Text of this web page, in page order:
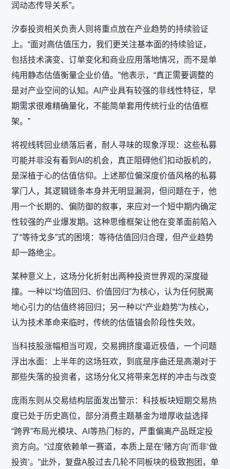
润动态传导关系”。
汐泰投资相关负责人则将重点放在产业趋势的持续验证
上。“面对高估值压力，我们更关注基本面的持续验证，
包括技术演变、订单变化和商业应用落地情况，而不是单
纯用静态估值衡量企业价值。”他表示，“真正需要调整的
是对产业空间的认知。AI产业具有较强的非线性特征，早
期需求很难精确量化，不能简单套用传统行业的估值框
架。”
将视线转回业绩落后者，耐人寻味的现象浮现：这些私募
可能并非没有看到AI的机会，真正阻碍他们扣动扳机的，
是深植于心的估值信仰。上述那位偏深度价值风格的私募
掌门人，其逻辑链条本身并无明显漏洞，但问题在于，他
用一个长期的、偏防御的叙事，来应对一个短中期内确定
性较强的产业爆发期。这种思维框架让他在变革面前陷入
了“等待戈多”式的困境：等待估值回归合理，但产业趋势
却一路绝尘。
某种意义上，这场分化折射出两种投资世界观的深度碰
撞。一种以“均值回归、价值回归”为核心，认为任何脱离
地心引力的估值终将回归；另一种以“产业趋势”为核心，
认为技术革命来临时，传统的估值锚会阶段性失效。
当科技股涨幅相当可观，交易拥挤度逼近极值，一个问题
浮出水面：上半年的这场狂欢，到底是序曲还是高潮对于
那些失落的投资者，这场分化又将带来怎样的冲击与改变
庞雨东则从交易结构层面发出警示：科技板块短期交易热
度已处于历史高位，部分消费主题基金为增厚收益选择
“跨界”布局光模块、AI等热门标的，严重偏离产品既定投
资方向。“过度依赖单一赛道，本质上是在‘赌方向’而非‘做
投资’。”此外，复盘A股过去几轮不同板块的极致抱团，单